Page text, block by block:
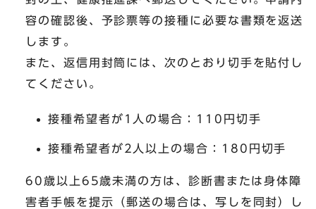
容の確認後、予診票等の接種に必要な書類を返送
します。
また、返信用封筒には、次のとおり切手を貼付し
てください。
接種希望者が1人の場合：110円切手
接種希望者が2人以上の場合：180円切手
60歳以上65歳未満の方は、診断書または身体障
害者手帳を提示（郵送の場合は、写しを同封）し